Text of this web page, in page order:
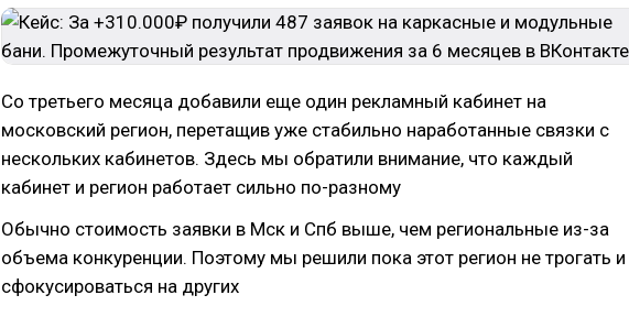
Со третьего месяца добавили еще один рекламный кабинет на
московский регион, перетащив уже стабильно наработанные связки с
нескольких кабинетов. Здесь мы обратили внимание, что каждый
кабинет и регион работает сильно по-разному
Обычно стоимость заявки в Мск и Спб выше, чем региональные из-за
объема конкуренции. Поэтому мы решили пока этот регион не трогать и
сфокусироваться на других